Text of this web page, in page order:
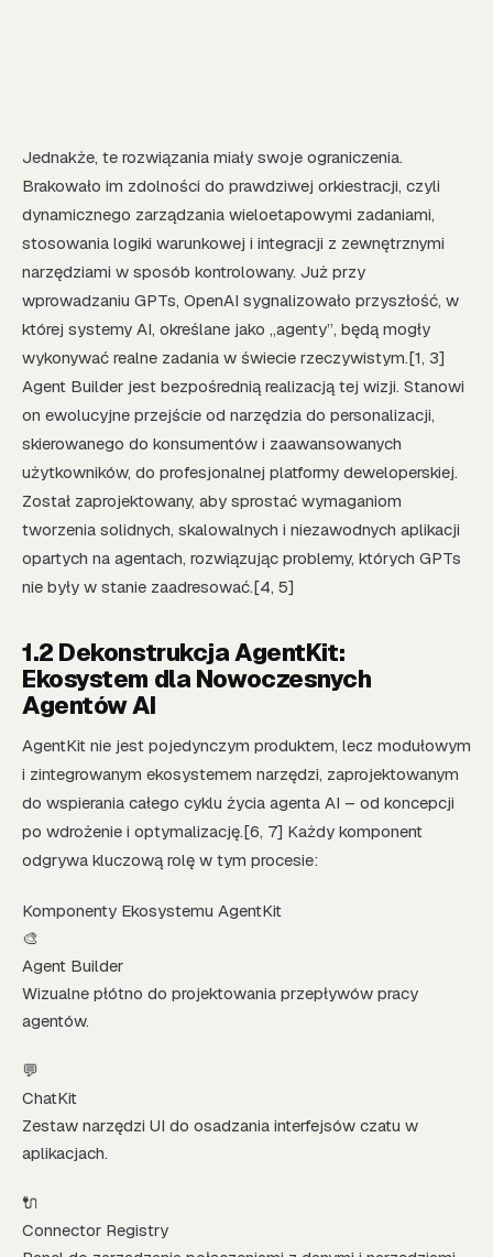
Jednakże, te rozwiązania miały swoje ograniczenia.
Brakowało im zdolności do prawdziwej orkiestracji, czyli
dynamicznego zarządzania wieloetapowymi zadaniami,
stosowania logiki warunkowej i integracji z zewnętrznymi
narzędziami w sposób kontrolowany. Już przy
wprowadzaniu GPTs, OpenAI sygnalizowało przyszłość, w
której systemy AI, określane jako „agenty”, będą mogły
wykonywać realne zadania w świecie rzeczywistym.[1, 3]
Agent Builder jest bezpośrednią realizacją tej wizji. Stanowi
on ewolucyjne przejście od narzędzia do personalizacji,
skierowanego do konsumentów i zaawansowanych
użytkowników, do profesjonalnej platformy deweloperskiej.
Został zaprojektowany, aby sprostać wymaganiom
tworzenia solidnych, skalowalnych i niezawodnych aplikacji
opartych na agentach, rozwiązując problemy, których GPTs
nie były w stanie zaadresować.[4, 5]
1.2 Dekonstrukcja AgentKit:
Ekosystem dla Nowoczesnych
Agentów AI
AgentKit nie jest pojedynczym produktem, lecz modułowym
i zintegrowanym ekosystemem narzędzi, zaprojektowanym
do wspierania całego cyklu życia agenta AI – od koncepcji
po wdrożenie i optymalizację.[6, 7] Każdy komponent
odgrywa kluczową rolę w tym procesie:
Komponenty Ekosystemu AgentKit
🎨
Agent Builder
Wizualne płótno do projektowania przepływów pracy
agentów.
💬
ChatKit
Zestaw narzędzi UI do osadzania interfejsów czatu w
aplikacjach.
🔌
Connector Registry